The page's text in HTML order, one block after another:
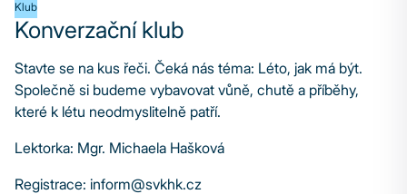
Klub
Konverzační klub
Stavte se na kus řeči. Čeká nás téma: Léto, jak má být.
Společně si budeme vybavovat vůně, chutě a příběhy,
které k létu neodmyslitelně patří.
Lektorka: Mgr. Michaela Hašková
Registrace: inform@svkhk.cz